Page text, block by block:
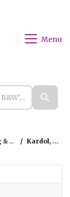
Menu
Kardol, Tinie